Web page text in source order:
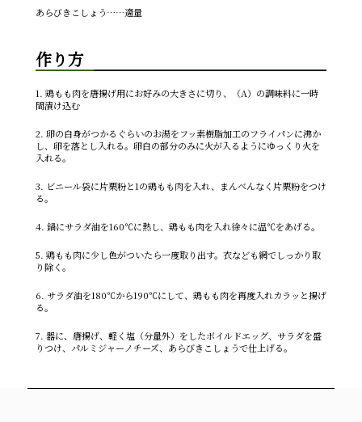
あらびきこしょう……適量
作り方
1. 鶏もも肉を唐揚げ用にお好みの大きさに切り、（A）の調味料に一時
間漬け込む
2. 卵の白身がつかるぐらいのお湯をフッ素樹脂加工のフライパンに沸か
し、卵を落とし入れる。卵白の部分のみに火が入るようにゆっくり火を
入れる。
3. ビニール袋に片栗粉と1の鶏もも肉を入れ、まんべんなく片栗粉をつけ
る。
4. 鍋にサラダ油を160℃に熱し、鶏もも肉を入れ徐々に温℃をあげる。
5. 鶏もも肉に少し色がついたら一度取り出す。衣なども網でしっかり取
り除く。
6. サラダ油を180℃から190℃にして、鶏もも肉を再度入れカラッと揚げ
る。
7. 器に、唐揚げ、軽く塩（分量外）をしたボイルドエッグ、サラダを盛
りつけ、パルミジャーノチーズ、あらびきこしょうで仕上げる。